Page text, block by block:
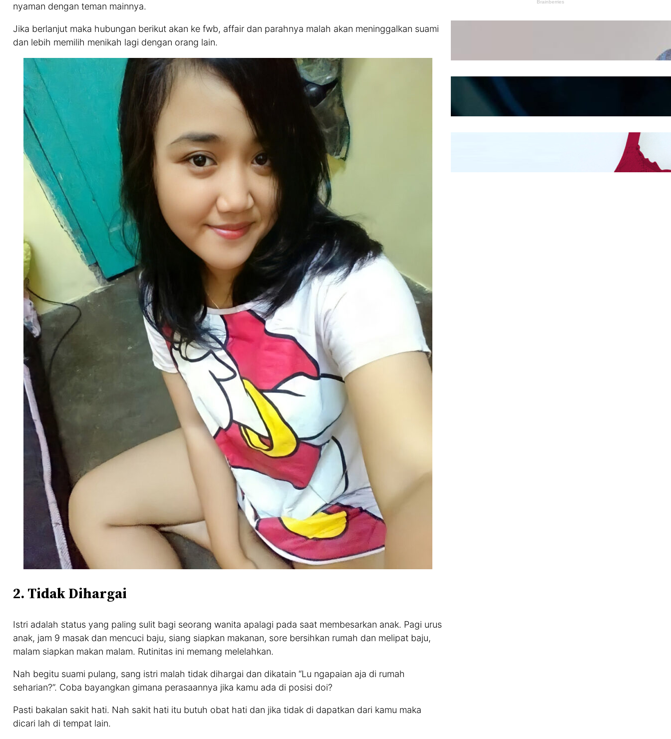
nyaman dengan teman mainnya.
Jika berlanjut maka hubungan berikut akan ke fwb, affair dan parahnya malah akan meninggalkan suami
dan lebih memilih menikah lagi dengan orang lain.
2. Tidak Dihargai
Istri adalah status yang paling sulit bagi seorang wanita apalagi pada saat membesarkan anak. Pagi urus
anak, jam 9 masak dan mencuci baju, siang siapkan makanan, sore bersihkan rumah dan melipat baju,
malam siapkan makan malam. Rutinitas ini memang melelahkan.
Nah begitu suami pulang, sang istri malah tidak dihargai dan dikatain “Lu ngapaian aja di rumah
seharian?”. Coba bayangkan gimana perasaannya jika kamu ada di posisi doi?
Pasti bakalan sakit hati. Nah sakit hati itu butuh obat hati dan jika tidak di dapatkan dari kamu maka
dicari lah di tempat lain.
Wanita Pamer Pakaian
Kepribadian
Mengintip Kepribadian
Wanita Dari Warna Bra